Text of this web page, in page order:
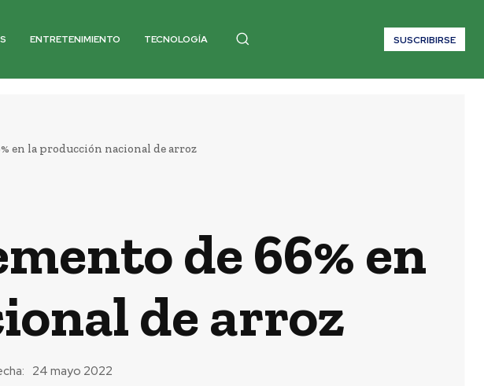
ENTRETENIMIENTO TECNOLOGÍA SUSCRIBIRSE
en la producción nacional de arroz
de 66% en
de arroz
24 mayo 2022